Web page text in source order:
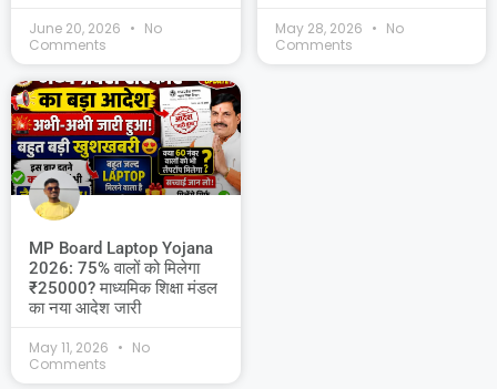
June 20, 2026
No
Comments
May 28, 2026
No
Comments
MP Board Laptop Yojana
2026: 75% वालों को मिलेगा
₹25000? माध्यमिक शिक्षा मंडल
का नया आदेश जारी
May 11, 2026
No
Comments